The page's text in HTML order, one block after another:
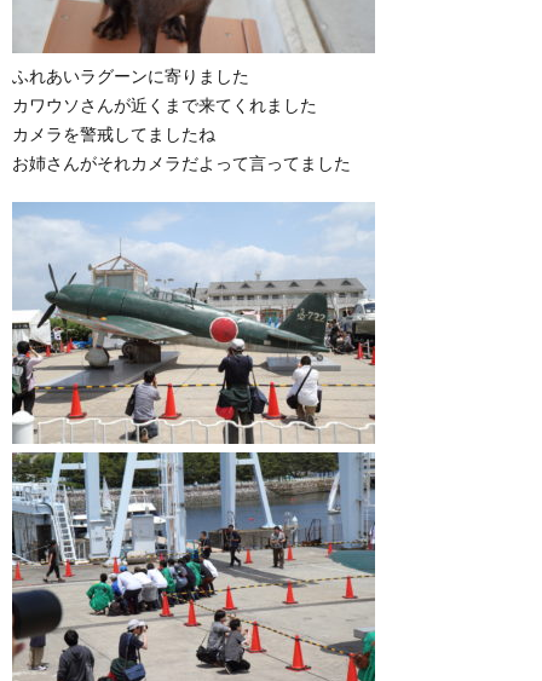
ふれあいラグーンに寄りました
カワウソさんが近くまで来てくれました
カメラを警戒してましたね
お姉さんがそれカメラだよって言ってました